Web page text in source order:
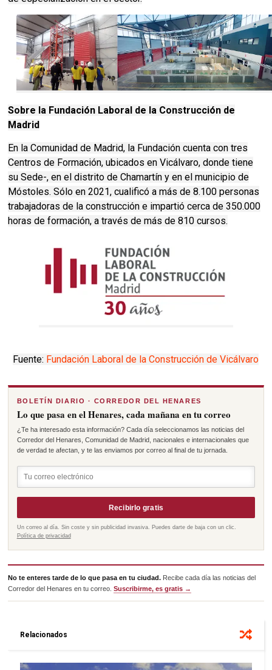
Sobre la Fundación Laboral de la Construcción de
Madrid
En la Comunidad de Madrid, la Fundación cuenta con tres
Centros de Formación, ubicados en Vicálvaro, donde tiene
su Sede-, en el distrito de Chamartín y en el municipio de
Móstoles. Sólo en 2021, cualificó a más de 8.100 personas
trabajadoras de la construcción e impartió cerca de 350.000
horas de formación, a través de más de 810 cursos.
Fuente: Fundación Laboral de la Construcción de Vicálvaro
BOLETÍN DIARIO · CORREDOR DEL HENARES
Lo que pasa en el Henares, cada mañana en tu correo
¿Te ha interesado esta información? Cada día seleccionamos las noticias del
Corredor del Henares, Comunidad de Madrid, nacionales e internacionales que
de verdad te afectan, y te las enviamos por correo al final de tu jornada.
Recibirlo gratis
Un correo al día. Sin coste y sin publicidad invasiva. Puedes darte de baja con un clic.
Política de privacidad
No te enteres tarde de lo que pasa en tu ciudad. Recibe cada día las noticias del
Corredor del Henares en tu correo.Suscribirme, es gratis →
Relacionados